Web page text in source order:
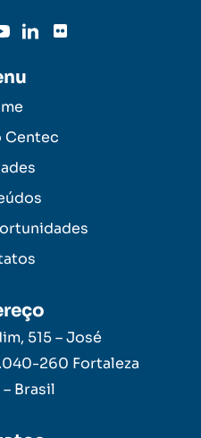
Centec
515 – José
260 Fortaleza
– Brasil